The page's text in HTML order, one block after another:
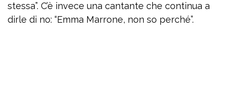
stessa”. C’è invece una cantante che continua a
dirle di no: “Emma Marrone, non so perché”.